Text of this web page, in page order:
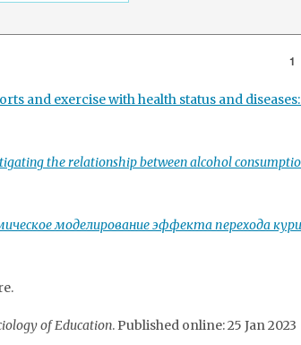
1
and exercise with health status and
the relationship between alcohol
моделирование эффекта перехода
of Education. Published online: 25 Jan 2023